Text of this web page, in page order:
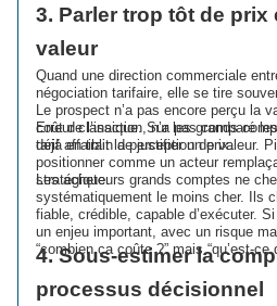
3. Parler trop tôt de prix
valeur
Quand une direction commerciale
négociation tarifaire, elle se tire
Le prospect n’a pas encore perçu la
coût de l’inaction, n’a pas comparé
déjà en train de justifier un prix.
Erreur classique. Sur les grands
tarif affaiblit la perception de valeur.
positionner comme un acteur
stratégique.
Les acheteurs grands comptes ne
systématiquement le moins cher. Ils
fiable, crédible, capable d’exécuter.
un enjeu important, avec un risque
“combien ça coûte ?” mais “qu’est-ce
4. Sous-estimer la
processus décisionnel